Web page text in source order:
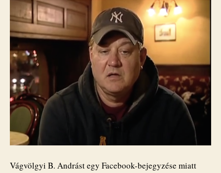
Vágvölgyi B. Andrást egy Facebook-bejegyzése miatt